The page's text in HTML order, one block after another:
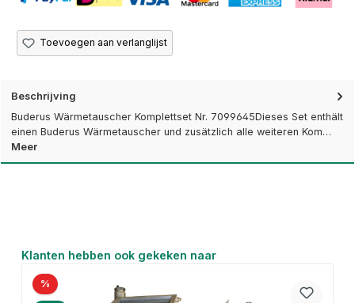
Toevoegen aan verlanglijst
Beschrijving
Buderus Wärmetauscher Komplettset Nr. 7099645Dieses Set enthält
einen Buderus Wärmetauscher und zusätzlich alle weiteren Kom…
Meer
Productgalerij overslaan
Klanten hebben ook gekeken naar
%